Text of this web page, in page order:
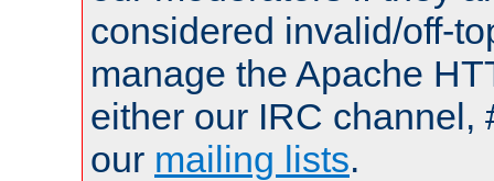
considered invalid/off-
manage the Apache
either our IRC channel,
our mailing lists.